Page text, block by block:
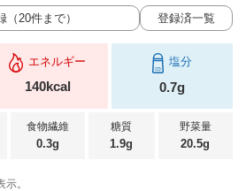
（20件まで） 登録済一覧
エネルギー
140kcal
塩分
0.7g
食物繊維
0.3g
糖質
1.9g
野菜量
20.5g
。